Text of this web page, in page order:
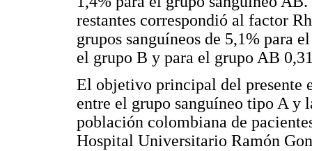
restantes correspondió al factor
grupos sanguíneos de 5,1% para
el grupo B y para el grupo AB
El objetivo principal del presente
entre el grupo sanguíneo tipo A y
población colombiana de
Hospital Universitario Ramón